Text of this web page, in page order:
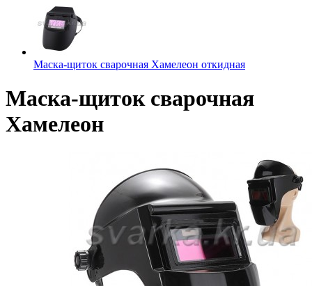
Маска-щиток сварочная Хамелеон откидная
Маска-щиток сварочная
Хамелеон